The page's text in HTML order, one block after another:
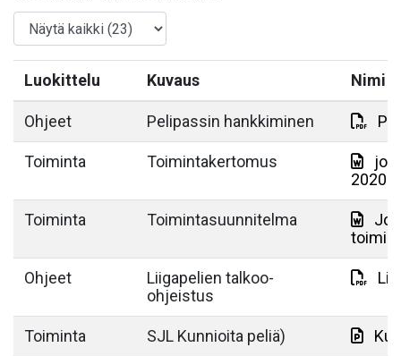
Luokittelu Kuvaus Nimi
Ohjeet Pelipassin hankkiminen
Toiminta Toimintakertomus
Toiminta Toimintasuunnitelma
Ohjeet
Liigapelien talkoo-
ohjeistus
Toiminta SJL Kunnioita peliä)